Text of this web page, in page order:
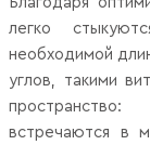
легко
необходимой
углов, такими
встречаются в